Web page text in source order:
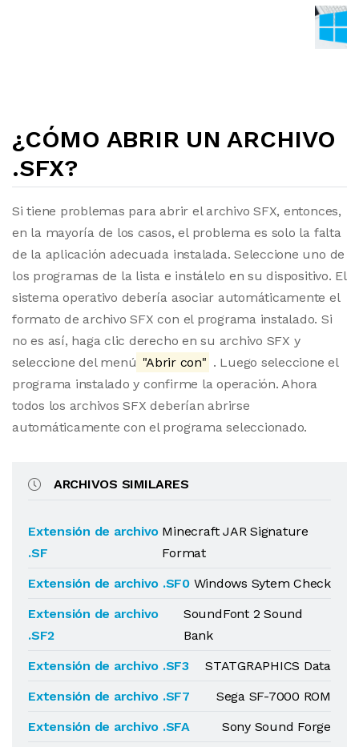
¿CÓMO ABRIR UN ARCHIVO
.SFX?
Si tiene problemas para abrir el archivo SFX, entonces,
en la mayoría de los casos, el problema es solo la falta
de la aplicación adecuada instalada. Seleccione uno de
los programas de la lista e instálelo en su dispositivo. El
sistema operativo debería asociar automáticamente el
formato de archivo SFX con el programa instalado. Si
no es así, haga clic derecho en su archivo SFX y
seleccione del menú "Abrir con" . Luego seleccione el
programa instalado y confirme la operación. Ahora
todos los archivos SFX deberían abrirse
automáticamente con el programa seleccionado.
ARCHIVOS SIMILARES
Extensión de archivo
.SF
Minecraft JAR Signature
Format
Extensión de archivo .SF0 Windows Sytem Check
Extensión de archivo
.SF2
SoundFont 2 Sound
Bank
Extensión de archivo .SF3
STATGRAPHICS Data
Extensión de archivo .SF7
Sega SF-7000 ROM
Extensión de archivo .SFA
Sony Sound Forge